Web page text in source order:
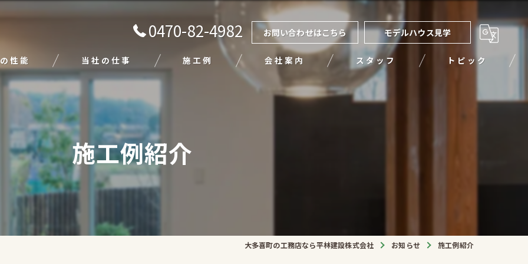
0470-82-4982 お問い合わせはこちら モデルハウス見学
性能 当社の仕事
注文住宅
リフォーム
エクステリア
外壁塗装
施工例 会社案内 スタッフ トピック
施工例紹介
大多喜町の工務店なら平林建設株式会社 お知らせ 施工例紹介